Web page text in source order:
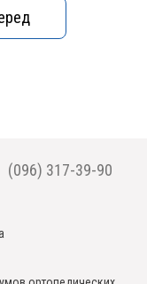
(096) 317-39-90